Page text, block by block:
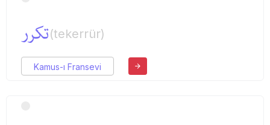
تكرر(tekerrür)
Kamus-ı Fransevi